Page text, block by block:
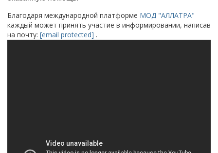
Благодаря международной платформе МОД "АЛЛАТРА"
каждый может принять участие в информировании, написав
на почту: [email protected] .